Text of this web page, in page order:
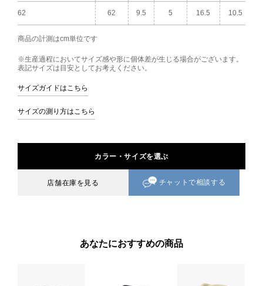
62 62 9.5 5 16.5 10.5
商品の計測はcm単位です
※生産過程においてサイズ感や形に個体差が生じる場合がございます。
表記サイズは目安としてお考えください。
サイズガイドはこちら
サイズの測り方はこちら
カラー・サイズを選ぶ
店舗在庫を見る チャットで相談する
あなたにおすすめの商品